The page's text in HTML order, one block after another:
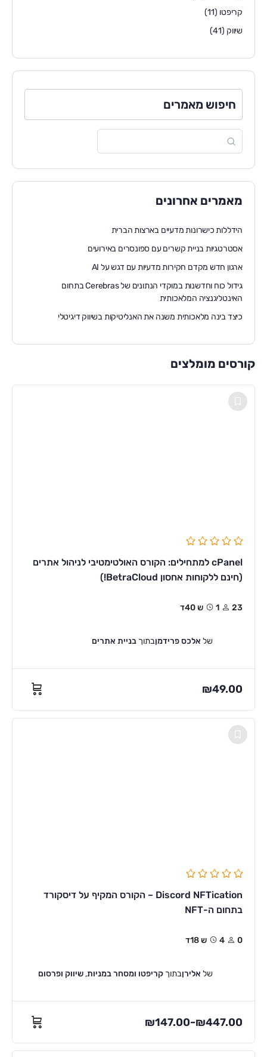
קריפטו (11)
שיווק (41)
חיפוש מאמרים
מאמרים אחרונים
הידללות כישרונות מדעיים בארצות הברית
אסטרטגיות בניית קשרים עם ספונסרים באירועים
ארגון חדש מקדם חקירות מדעיות עם דגש על AI
גידול כוח וחדשנות במוקדי הנתונים של Cerebras בתחום
האינטליגנציה המלאכותית
כיצד בינה מלאכותית משנה את האנליטיקות בשיווק דיגיטלי
קורסים מומלצים
cPanel למתחילים: הקורס האולטימטיבי לניהול אתרים
(חינם ללקוחות אחסון BetraCloud!)
23 1ש 40ד
של אלכס פרידמןבתוך בניית אתרים
₪49.00
Discord NFTication – הקורס המקיף על דיסקורד
בתחום ה-NFT
0 4ש 18ד
של אלירןבתוך קריפטו ומסחר במניות, שיווק ופרסום
₪147.00–₪447.00